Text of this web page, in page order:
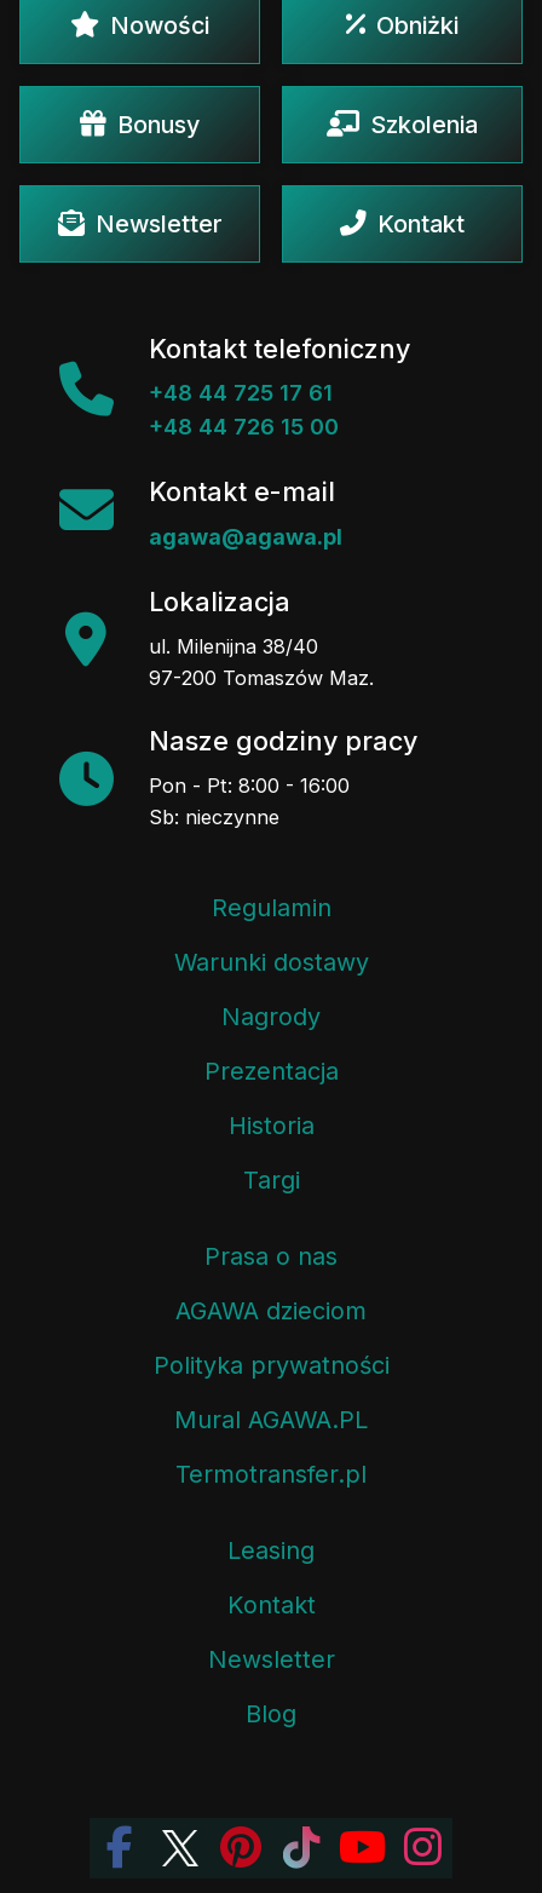
Nowości Obniżki
Bonusy Szkolenia
Newsletter Kontakt
Kontakt telefoniczny
+48 44 725 17 61
+48 44 726 15 00
Kontakt e-mail
agawa@agawa.pl
Lokalizacja
ul. Milenijna 38/40
97-200 Tomaszów Maz.
Nasze godziny pracy
Pon - Pt: 8:00 - 16:00
Sb: nieczynne
Regulamin
Warunki dostawy
Nagrody
Prezentacja
Historia
Targi
Prasa o nas
AGAWA dzieciom
Polityka prywatności
Mural AGAWA.PL
Termotransfer.pl
Leasing
Kontakt
Newsletter
Blog